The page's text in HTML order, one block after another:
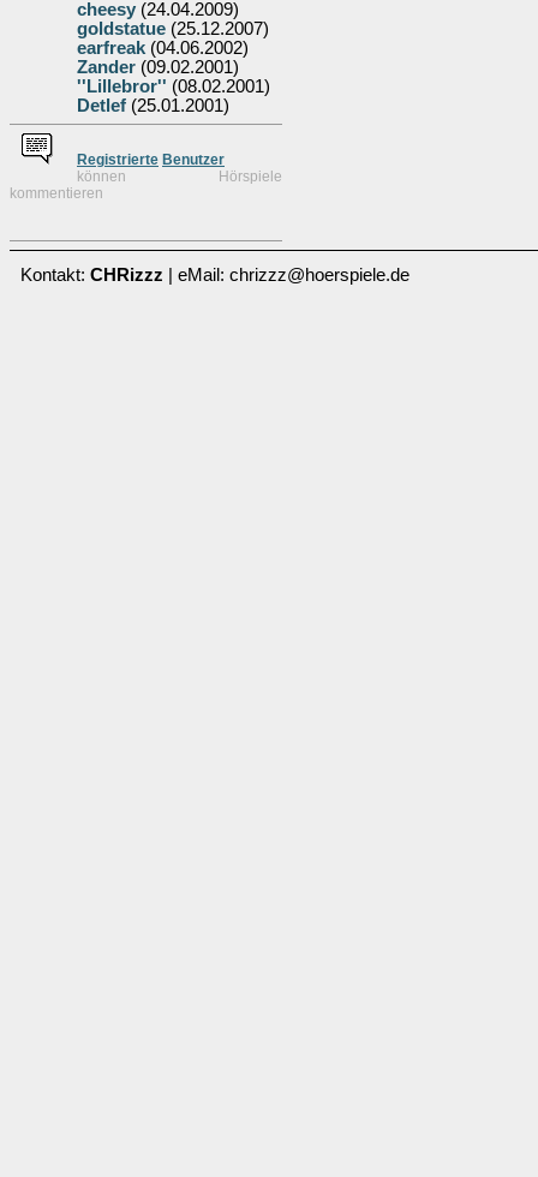
cheesy (24.04.2009)
goldstatue (25.12.2007)
earfreak (04.06.2002)
Zander (09.02.2001)
''Lillebror'' (08.02.2001)
Detlef (25.01.2001)
Registrierte Benutzer
können Hörspiele
kommentieren
Kontakt: CHRizzz | eMail: chrizzz@hoerspiele.de